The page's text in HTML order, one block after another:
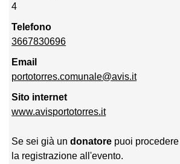
4
Telefono
3667830696
Email
portotorres.comunale@avis.it
Sito internet
www.avisportotorres.it
Se sei già undonatore puoi
la registrazione all'evento.